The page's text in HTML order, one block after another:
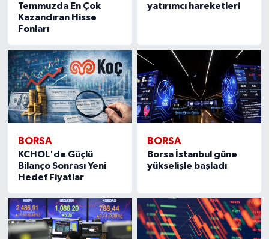
Temmuzda En Çok
Kazandıran Hisse
Fonları
yatırımcı hareketleri
BORSA
KCHOL'de Güçlü
Bilanço Sonrası Yeni
Hedef Fiyatlar
BORSA
Borsa İstanbul güne
yükselişle başladı